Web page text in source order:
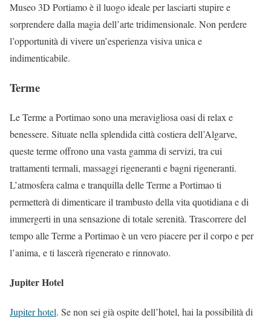
Museo 3D Portiamo è il luogo ideale per lasciarti stupire e
sorprendere dalla magia dell’arte tridimensionale. Non perdere
l’opportunità di vivere un’esperienza visiva unica e
indimenticabile.
Terme
Le Terme a Portimao sono una meravigliosa oasi di relax e
benessere. Situate nella splendida città costiera dell’Algarve,
queste terme offrono una vasta gamma di servizi, tra cui
trattamenti termali, massaggi rigeneranti e bagni rigeneranti.
L’atmosfera calma e tranquilla delle Terme a Portimao ti
permetterà di dimenticare il trambusto della vita quotidiana e di
immergerti in una sensazione di totale serenità. Trascorrere del
tempo alle Terme a Portimao è un vero piacere per il corpo e per
l’anima, e ti lascerà rigenerato e rinnovato.
Jupiter Hotel
Jupiter hotel. Se non sei già ospite dell’hotel, hai la possibilità di